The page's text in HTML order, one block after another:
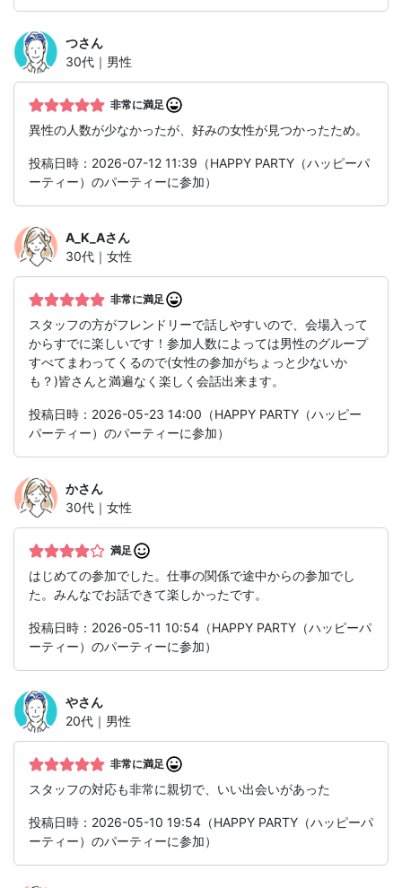
つさん
30代｜男性
非常に満足
異性の人数が少なかったが、好みの女性が見つかったため。
投稿日時：2026-07-12 11:39（HAPPY PARTY（ハッピーパ
ーティー）のパーティーに参加）
A_K_Aさん
30代｜女性
非常に満足
スタッフの方がフレンドリーで話しやすいので、会場入って
からすでに楽しいです！参加人数によっては男性のグループ
すべてまわってくるので(女性の参加がちょっと少ないか
も？)皆さんと満遍なく楽しく会話出来ます。
投稿日時：2026-05-23 14:00（HAPPY PARTY（ハッピー
パーティー）のパーティーに参加）
かさん
30代｜女性
満足
はじめての参加でした。仕事の関係で途中からの参加でし
た。みんなでお話できて楽しかったです。
投稿日時：2026-05-11 10:54（HAPPY PARTY（ハッピーパ
ーティー）のパーティーに参加）
やさん
20代｜男性
非常に満足
スタッフの対応も非常に親切で、いい出会いがあった
投稿日時：2026-05-10 19:54（HAPPY PARTY（ハッピーパ
ーティー）のパーティーに参加）